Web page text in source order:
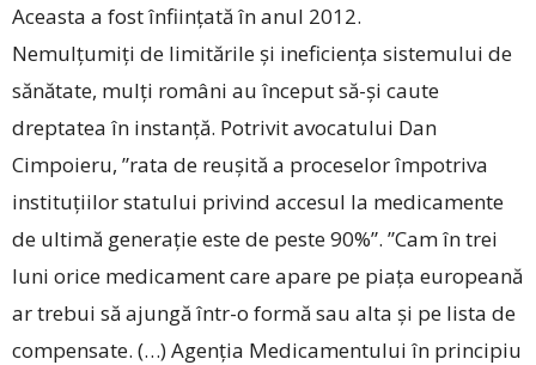
Aceasta a fost înființată în anul 2012.
Nemulțumiți de limitările și ineficiența sistemului de
sănătate, mulți români au început să-și caute
dreptatea în instanță. Potrivit avocatului Dan
Cimpoieru, ”rata de reușită a proceselor împotriva
instituțiilor statului privind accesul la medicamente
de ultimă generație este de peste 90%”. ”Cam în trei
luni orice medicament care apare pe piața europeană
ar trebui să ajungă într-o formă sau alta și pe lista de
compensate. (…) Agenția Medicamentului în principiu